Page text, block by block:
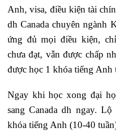
Anh, visa, điều kiện tài
dh Canada chuyên ngành
ứng đủ mọi điều kiện,
chưa đạt, vẫn được chấp
được học 1 khóa tiếng Anh
Ngay khi học xong đại
sang Canada dh ngay.
khóa tiếng Anh (10-40